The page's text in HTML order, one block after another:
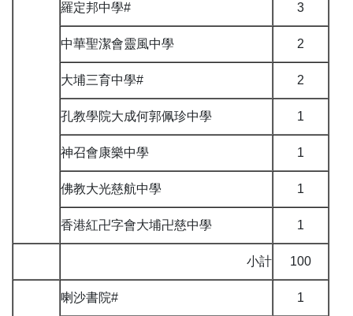
羅定邦中學# 3
中華聖潔會靈風中學 2
大埔三育中學# 2
孔教學院大成何郭佩珍中學 1
神召會康樂中學 1
佛教大光慈航中學 1
香港紅卍字會大埔卍慈中學 1
小計 100
喇沙書院# 1